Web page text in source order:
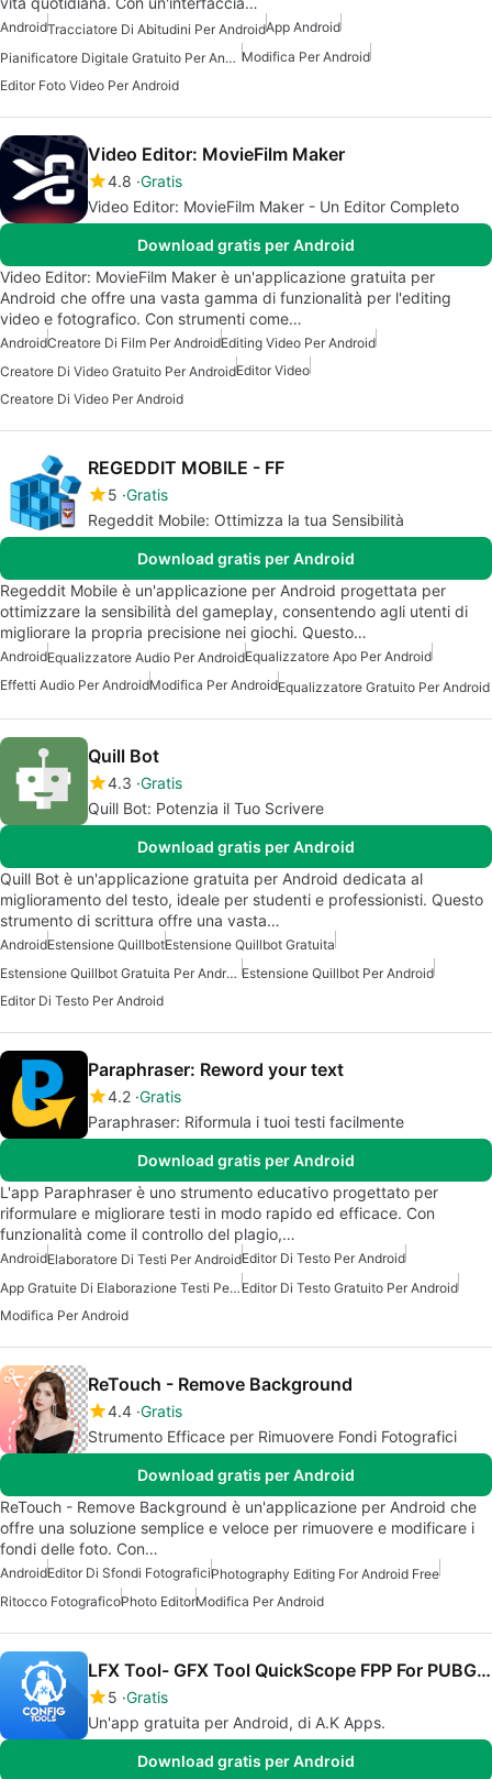
AndroidTracciatore Di Abitudini Per AndroidApp Android
Pianificatore Digitale Gratuito Per Android Modifica Per Android
Editor Foto Video Per Android
Video Editor: MovieFilm Maker
4.8 Gratis
Video Editor: MovieFilm Maker - Un Editor Completo
Download gratis per Android
Video Editor: MovieFilm Maker è un'applicazione gratuita per
Android che offre una vasta gamma di funzionalità per l'editing
video e fotografico. Con strumenti come…
AndroidCreatore Di Film Per AndroidEditing Video Per Android
Creatore Di Video Gratuito Per AndroidEditor Video
Creatore Di Video Per Android
REGEDDIT MOBILE - FF
5 Gratis
Regeddit Mobile: Ottimizza la tua Sensibilità
Download gratis per Android
Regeddit Mobile è un'applicazione per Android progettata per
ottimizzare la sensibilità del gameplay, consentendo agli utenti di
migliorare la propria precisione nei giochi. Questo…
AndroidEqualizzatore Audio Per AndroidEqualizzatore Apo Per Android
Effetti Audio Per AndroidModifica Per AndroidEqualizzatore Gratuito Per Android
Quill Bot
4.3 Gratis
Quill Bot: Potenzia il Tuo Scrivere
Download gratis per Android
Quill Bot è un'applicazione gratuita per Android dedicata al
miglioramento del testo, ideale per studenti e professionisti. Questo
strumento di scrittura offre una vasta…
AndroidEstensione QuillbotEstensione Quillbot Gratuita
Estensione Quillbot Gratuita Per Android Estensione Quillbot Per Android
Editor Di Testo Per Android
Paraphraser: Reword your text
4.2 Gratis
Paraphraser: Riformula i tuoi testi facilmente
Download gratis per Android
L'app Paraphraser è uno strumento educativo progettato per
riformulare e migliorare testi in modo rapido ed efficace. Con
funzionalità come il controllo del plagio,…
AndroidElaboratore Di Testi Per AndroidEditor Di Testo Per Android
App Gratuite Di Elaborazione Testi Per AndroidEditor Di Testo Gratuito Per Android
Modifica Per Android
ReTouch - Remove Background
4.4 Gratis
Strumento Efficace per Rimuovere Fondi Fotografici
Download gratis per Android
ReTouch - Remove Background è un'applicazione per Android che
offre una soluzione semplice e veloce per rimuovere e modificare i
fondi delle foto. Con…
AndroidEditor Di Sfondi FotograficiPhotography Editing For Android Free
Ritocco FotograficoPhoto EditorModifica Per Android
LFX Tool- GFX Tool QuickScope FPP For PUBG LITE
5 Gratis
Un'app gratuita per Android, di A.K Apps.
Download gratis per Android